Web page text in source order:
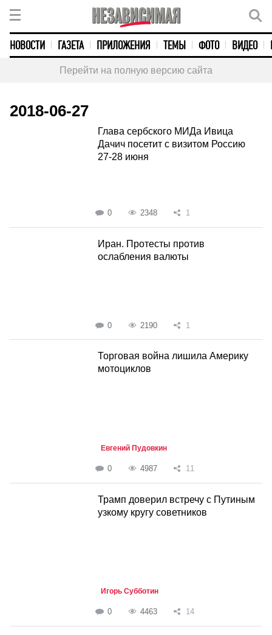
НОВОСТИ ГАЗЕТА ПРИЛОЖЕНИЯ ТЕМЫ ФОТО ВИДЕО
Перейти на полную версию сайта
2018-06-27
Глава сербского МИДа Ивица
Дачич посетит с визитом Россию
27-28 июня
0 2348 1
Иран. Протесты против
ослабления валюты
0 2190 1
Торговая война лишила Америку
мотоциклов
Евгений Пудовкин
0 4987 11
Трамп доверил встречу с Путиным
узкому кругу советников
Игорь Субботин
0 4463 14